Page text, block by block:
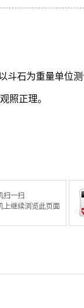
斗石为重量单位
照正理。
扫一扫
上继续浏览此页面